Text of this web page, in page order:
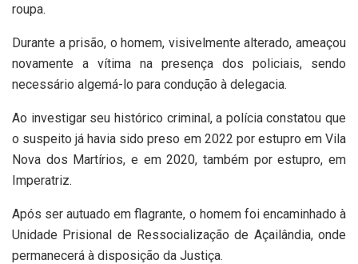
roupa.
Durante a prisão, o homem, visivelmente alterado, ameaçou
novamente a vítima na presença dos policiais, sendo
necessário algemá-lo para condução à delegacia.
Ao investigar seu histórico criminal, a polícia constatou que
o suspeito já havia sido preso em 2022 por estupro em Vila
Nova dos Martírios, e em 2020, também por estupro, em
Imperatriz.
Após ser autuado em flagrante, o homem foi encaminhado à
Unidade Prisional de Ressocialização de Açailândia, onde
permanecerá à disposição da Justiça.